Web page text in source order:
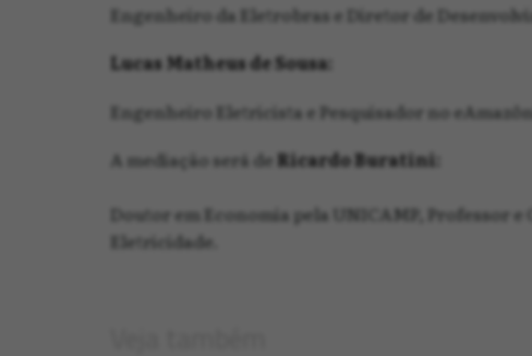
Engenheiro da Eletrobras e Diretor de
Lucas Matheus de Sousa:
Engenheiro Eletricista e Pesquisador no
A mediação será de Ricardo Buratini:
Doutor em Economia pela UNICAMP, Professor
Eletricidade.